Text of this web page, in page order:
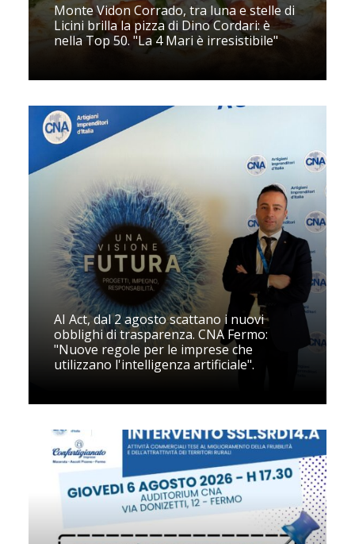
Monte Vidon Corrado, tra luna e stelle di
Licini brilla la pizza di Dino Cordari: è
nella Top 50. "La 4 Mari è irresistibile"
AI Act, dal 2 agosto scattano i nuovi
obblighi di trasparenza. CNA Fermo:
"Nuove regole per le imprese che
utilizzano l'intelligenza artificiale".